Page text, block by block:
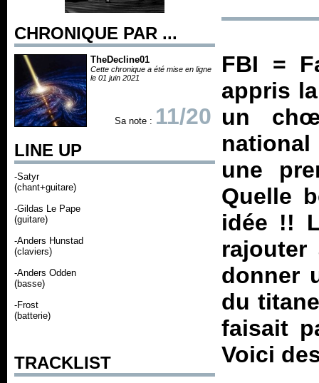
CHRONIQUE PAR ...
TheDecline01
Cette chronique a été mise en ligne
le 01 juin 2021
Sa note : 11/20
LINE UP
-Satyr
(chant+guitare)
-Gildas Le Pape
(guitare)
-Anders Hunstad
(claviers)
-Anders Odden
(basse)
-Frost
(batterie)
TRACKLIST
FBI =
appris
un
une
Quelle
idée !!
rajouter
donner
du
faisait
Voici